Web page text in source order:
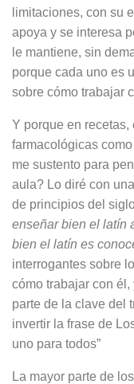
limitaciones, con su
apoya y se interesa
le mantiene, sin
porque cada uno es
sobre cómo trabajar
Y porque en recetas,
farmacológicas
me sustento para
aula? Lo diré con
de principios del
enseñar bien el latín
bien el latín es
interrogantes sobre
cómo trabajar con
parte de la clave del
invertir la frase de
uno para todos”
La mayor parte de